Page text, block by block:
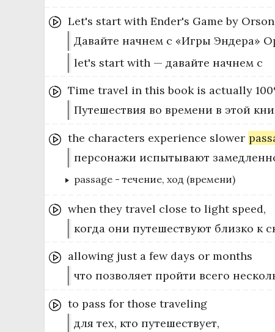
Let's start with Ender's Game by Orson
Давайте начнем с «Игры Эндера»
let's start with — давайте начнем с
Time travel in this book is actually
Путешествия во времени в этой
the characters experience slower
персонажи испытывают
passage - течение, ход (времени)
when they travel close to light speed,
когда они путешествуют близко к
allowing just a few days or months
что позволяет пройти всего
to pass for those traveling
для тех, кто путешествует,